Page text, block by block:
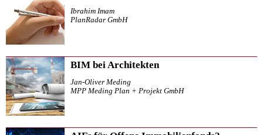
Ibrahim Imam
PlanRadar GmbH
BIM bei Architekten
Jan-Oliver Meding
MPP Meding Plan + Projekt GmbH